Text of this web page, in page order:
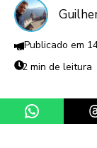
2 min de leitura
Share on